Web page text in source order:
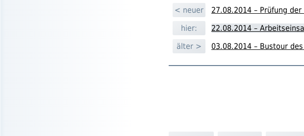
< neuer
27.08.2014 – Prüfung
hier:
22.08.2014 –
älter >
03.08.2014 – Bustour